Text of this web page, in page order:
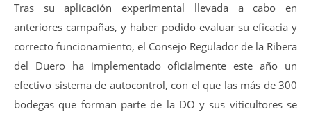
Tras su aplicación experimental llevada a cabo en
anteriores campañas, y haber podido evaluar su eficacia y
correcto funcionamiento, el Consejo Regulador de la Ribera
del Duero ha implementado oficialmente este año un
efectivo sistema de autocontrol, con el que las más de 300
bodegas que forman parte de la DO y sus viticultores se